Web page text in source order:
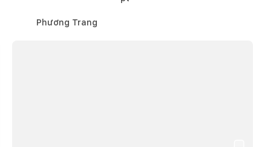
Phương Trang